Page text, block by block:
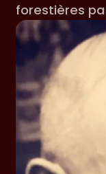
forestières